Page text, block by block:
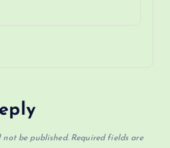
not be published. Required fields are